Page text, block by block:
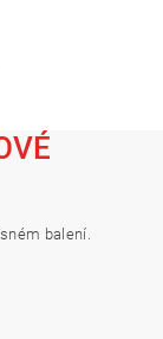
balení.